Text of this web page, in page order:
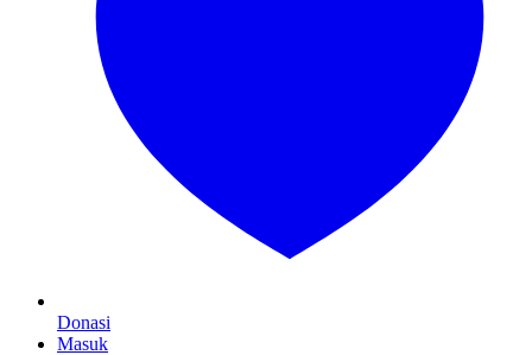
Donasi
Masuk